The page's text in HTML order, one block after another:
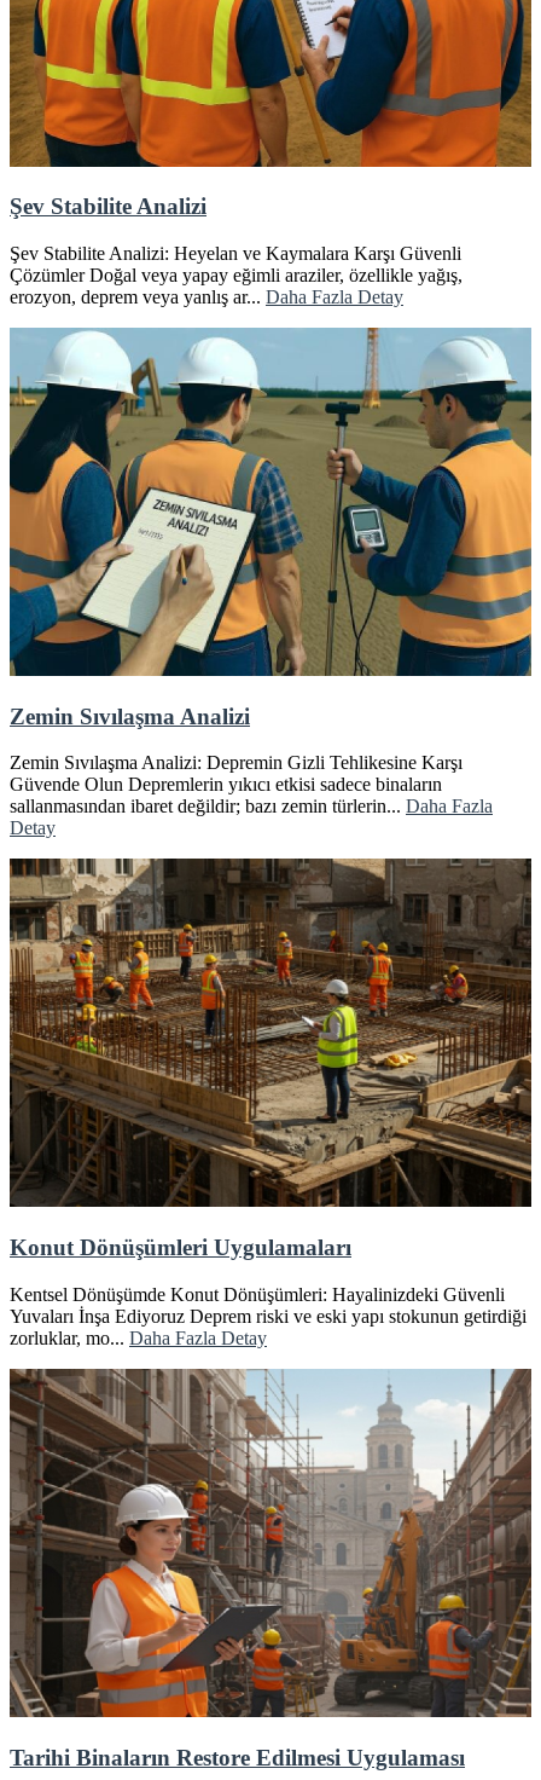
Şev Stabilite Analizi
Şev Stabilite Analizi: Heyelan ve Kaymalara Karşı Güvenli
Çözümler Doğal veya yapay eğimli araziler, özellikle yağış,
erozyon, deprem veya yanlış ar... Daha Fazla Detay
Zemin Sıvılaşma Analizi
Zemin Sıvılaşma Analizi: Depremin Gizli Tehlikesine Karşı
Güvende Olun Depremlerin yıkıcı etkisi sadece binaların
sallanmasından ibaret değildir; bazı zemin türlerin... Daha Fazla
Detay
Konut Dönüşümleri Uygulamaları
Kentsel Dönüşümde Konut Dönüşümleri: Hayalinizdeki Güvenli
Yuvaları İnşa Ediyoruz Deprem riski ve eski yapı stokunun getirdiği
zorluklar, mo... Daha Fazla Detay
Tarihi Binaların Restore Edilmesi Uygulaması